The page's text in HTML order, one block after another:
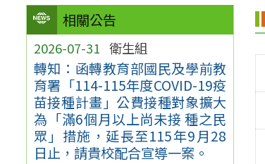
相關公告
2026-07-31 衛生組
轉知：函轉教育部國民及學前教
育署「114-115年度COVID-19疫
苗接種計畫」公費接種對象擴大
為「滿6個月以上尚未接 種之民
眾」措施，延長至115年9月28
日止，請貴校配合宣導一案。